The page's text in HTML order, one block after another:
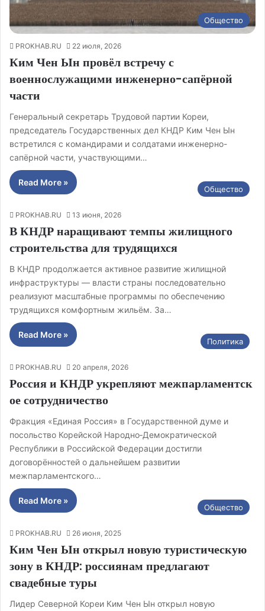
Общество
PROKHAB.RU 22 июля, 2026
Ким Чен Ын провёл встречу с
военнослужащими инженерно-сапёрной
части
Генеральный секретарь Трудовой партии Кореи,
председатель Государственных дел КНДР Ким Чен Ын
встретился с командирами и солдатами инженерно-
сапёрной части, участвующими…
Read More »
Общество
PROKHAB.RU 13 июня, 2026
В КНДР наращивают темпы жилищного
строительства для трудящихся
В КНДР продолжается активное развитие жилищной
инфраструктуры — власти страны последовательно
реализуют масштабные программы по обеспечению
трудящихся комфортным жильём. За…
Read More »
Политика
PROKHAB.RU 20 апреля, 2026
Россия и КНДР укрепляют межпарламентск
ое сотрудничество
Фракция «Единая Россия» в Государственной думе и
посольство Корейской Народно‑Демократической
Республики в Российской Федерации достигли
договорённостей о дальнейшем развитии
межпарламентского…
Read More »
Общество
PROKHAB.RU 26 июня, 2025
Ким Чен Ын открыл новую туристическую
зону в КНДР: россиянам предлагают
свадебные туры
Лидер Северной Кореи Ким Чен Ын открыл новую